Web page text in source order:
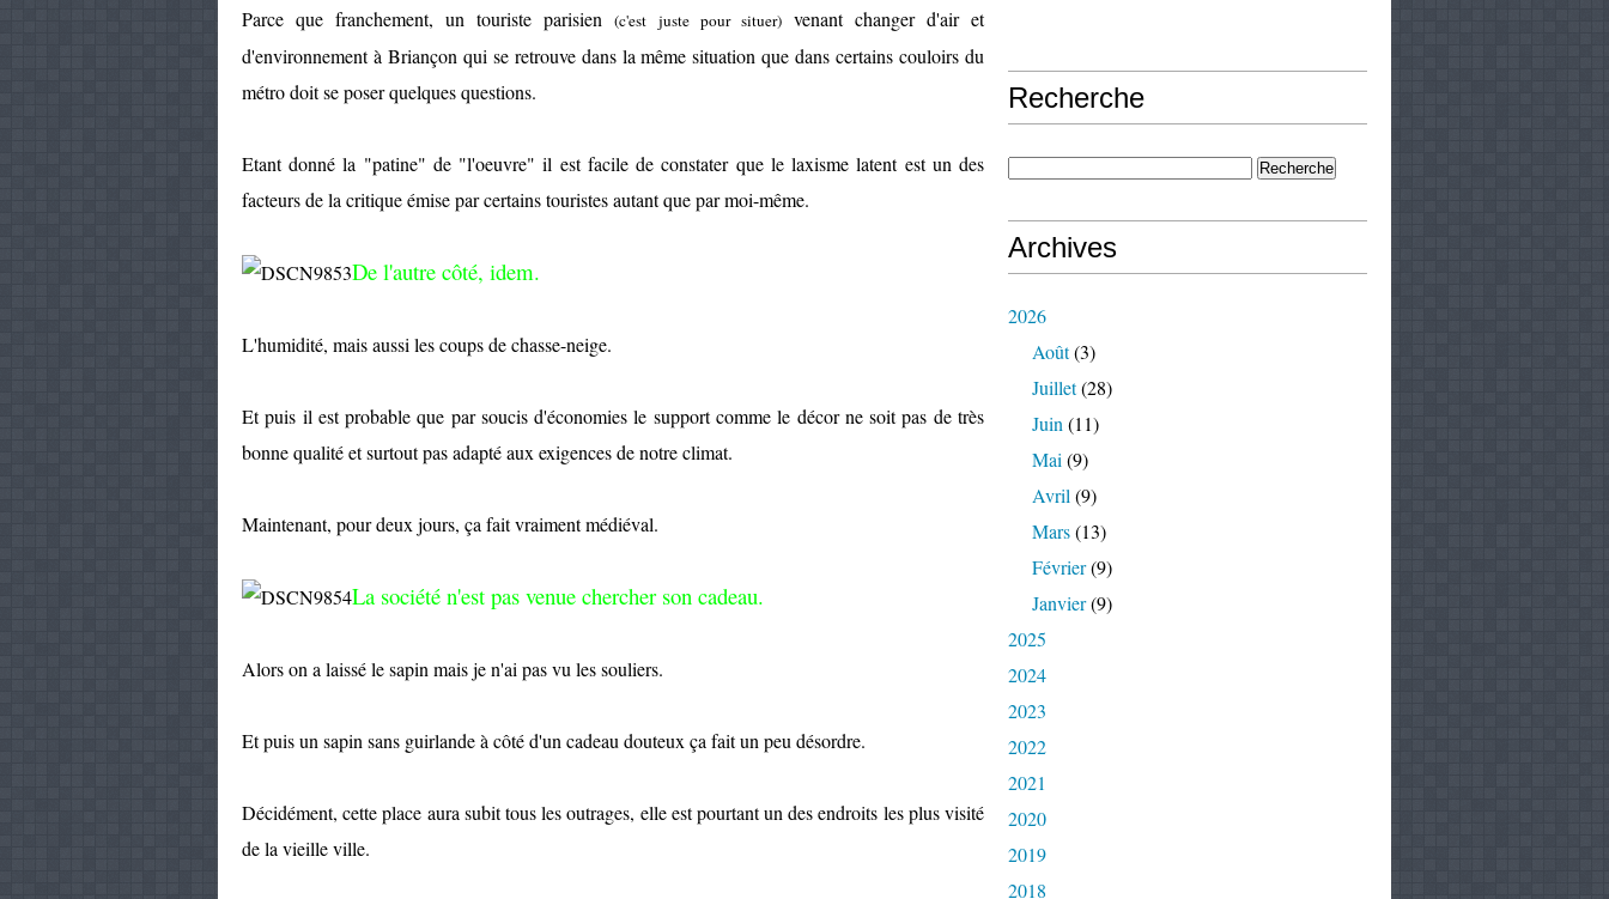
Parce que franchement, un touriste parisien(c'est juste pour situer)venant changer d'air et
d'environnement à Briançon qui se retrouve dans la même situation que dans certains couloirs du
métro doit se poser quelques questions.
Etant donné la "patine" de "l'oeuvre" il est facile de constater que le laxisme latent est un des
facteurs de la critique émise par certains touristes autant que par moi-même.
De l'autre côté, idem.
L'humidité, mais aussi les coups de chasse-neige.
Et puis il est probable que par soucis d'économies le support comme le décor ne soit pas de très
bonne qualité et surtout pas adapté aux exigences de notre climat.
Maintenant, pour deux jours, ça fait vraiment médiéval.
La société n'est pas venue chercher son cadeau.
Alors on a laissé le sapin mais je n'ai pas vu les souliers.
Et puis un sapin sans guirlande à côté d'un cadeau douteux ça fait un peu désordre.
Décidément, cette place aura subit tous les outrages, elle est pourtant un des endroits les plus visité
de la vieille ville.
Recherche
Archives
2026
Août(3)
Juillet(28)
Juin (11)
Mai (9)
Avril (9)
Mars(13)
Février(9)
Janvier(9)
2025
2024
2023
2022
2021
2020
2019
2018